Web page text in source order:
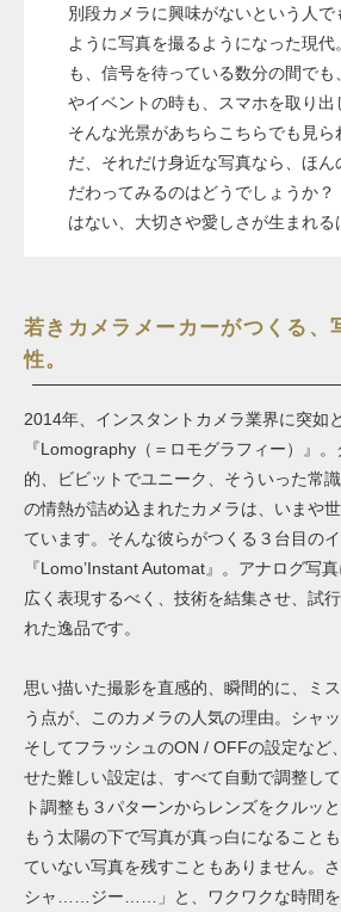
別段カメラに興味がないという人で
ように写真を撮るようになった現代
も、信号を待っている数分の間でも
やイベントの時も、スマホを取り出
そんな光景があちらこちらでも見ら
だ、それだけ身近な写真なら、ほん
だわってみるのはどうでしょうか
はない、大切さや愛しさが生まれる
若きカメラメーカーがつくる、
性。
2014年、インスタントカメラ業界に突如
『Lomography（＝ロモグラフィー）』
的、ビビットでユニーク、そういった常
の情熱が詰め込まれたカメラは、いまや
ています。そんな彼らがつくる３台目の
『Lomo’Instant Automat』。アナログ写
広く表現するべく、技術を結集させ、試
れた逸品です。
思い描いた撮影を直感的、瞬間的に、ミ
う点が、このカメラの人気の理由。シャ
そしてフラッシュのON / OFFの設定など
せた難しい設定は、すべて自動で調整し
ト調整も３パターンからレンズをクルッ
もう太陽の下で写真が真っ白になること
ていない写真を残すこともありません。
シャ……ジー……」と、ワクワクな時間を